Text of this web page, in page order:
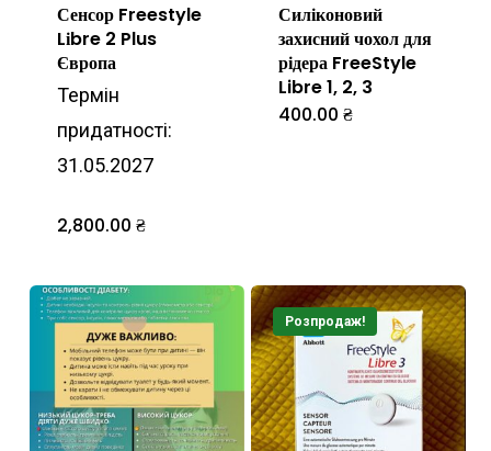
Сенсор Freestyle
Lіbre 2 Plus
Європа
Термін
придатності:
31.05.2027
2,800.00 ₴
Силіконовий
захисний чохол для
рідера FreeStyle
Libre 1, 2, 3
400.00 ₴
можна
вибрати
на
сторінці
Розпродаж!